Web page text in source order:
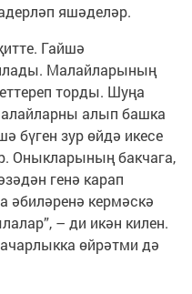
яшәделәр.
Гайшә
Малайларының
торды. Шуңа
алып башка
бүген зур өйдә икесе
Оныкларының бакчага,
генә карап
әбиләренә кермәскә
– ди икән килен.
өйрәтми дә